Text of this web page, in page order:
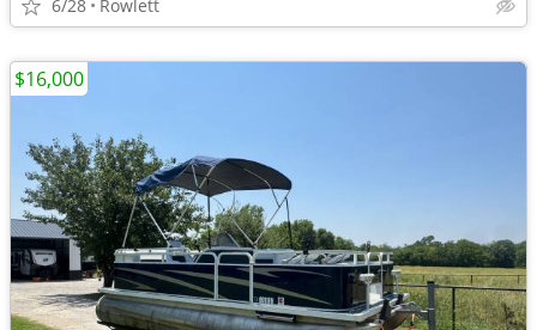
6/28 Rowlett
$16,000